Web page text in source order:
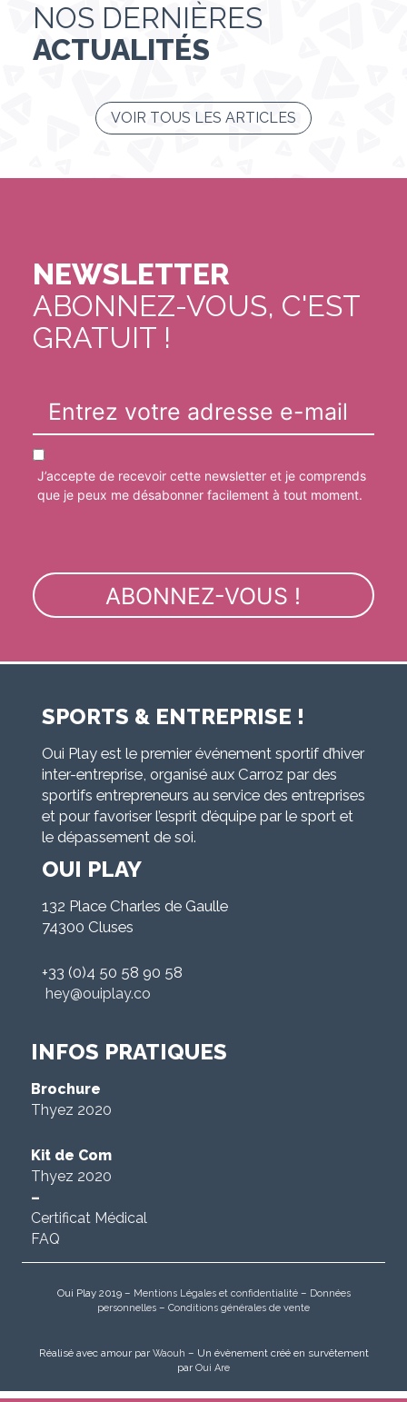
NOS DERNIÈRES
ACTUALITÉS
VOIR TOUS LES ARTICLES
NEWSLETTER
ABONNEZ-VOUS, C'EST
GRATUIT !
J’accepte de recevoir cette newsletter et je comprends
que je peux me désabonner facilement à tout moment.
SPORTS & ENTREPRISE !
Oui Play est le premier événement sportif d’hiver
inter-entreprise, organisé aux Carroz par des
sportifs entrepreneurs au service des entreprises
et pour favoriser l’esprit d’équipe par le sport et
le dépassement de soi.
OUI PLAY
132 Place Charles de Gaulle
74300 Cluses
+33 (0)4 50 58 90 58
hey@ouiplay.co
INFOS PRATIQUES
Brochure
Thyez 2020
Kit de Com
Thyez 2020
–
Certificat Médical
FAQ
Oui Play 2019 – Mentions Légales et confidentialité– Données
personnelles – Conditions générales de vente
Réalisé avec amour par Waouh – Un évènement créé en survêtement
par Oui Are